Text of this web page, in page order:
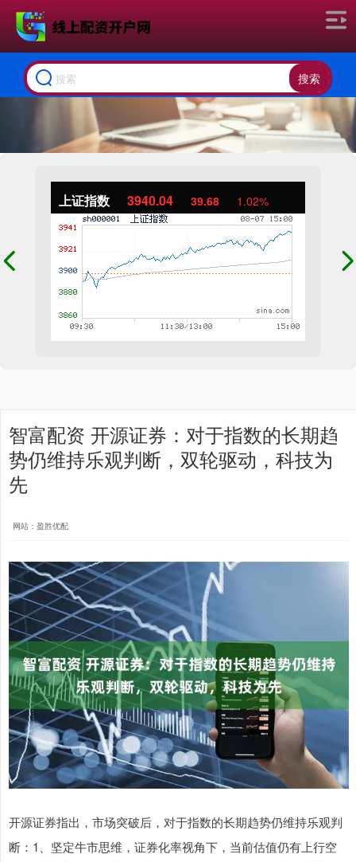
搜索
上证指数 3940.04 39.68 1.02%
智富配资 开源证券：对于指数的长期趋
势仍维持乐观判断，双轮驱动，科技为
先
网站：盈胜优配
开源证券指出，市场突破后，对于指数的长期趋势仍维持乐观判
断：1、坚定牛市思维，证券化率视角下，当前估值仍有上行空